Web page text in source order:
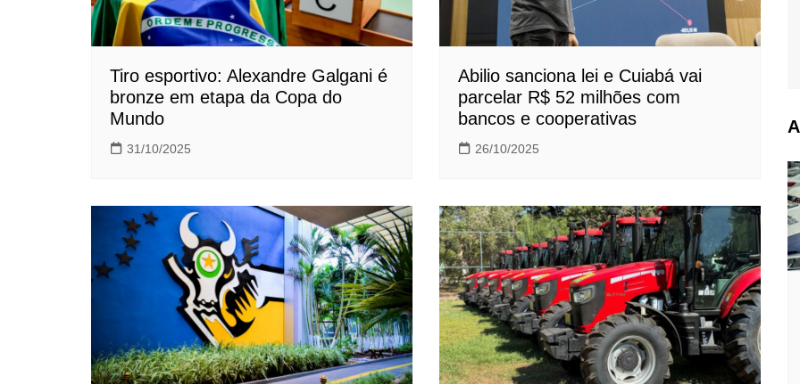
Tiro esportivo: Alexandre Galgani é
bronze em etapa da Copa do
Mundo
31/10/2025
Abilio sanciona lei e Cuiabá vai
parcelar R$ 52 milhões com
bancos e cooperativas
26/10/2025